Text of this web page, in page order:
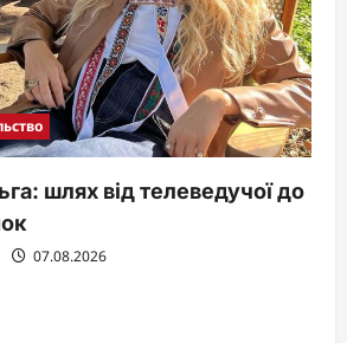
шлях від телеведучої до
07.08.2026